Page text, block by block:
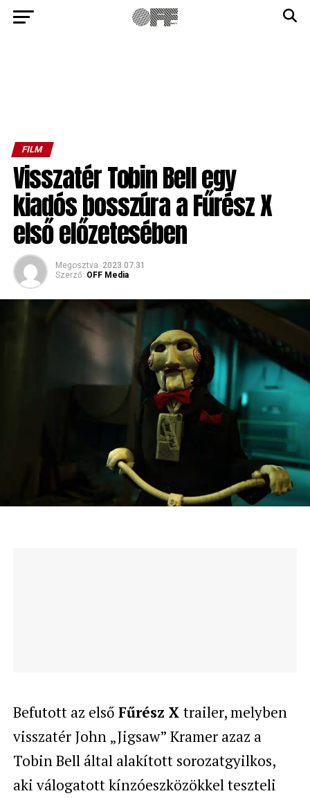
FILM
Visszatér Tobin Bell egy
kiadós bosszúra a Fűrész X
első előzetesében
Megosztva 2023.07.31
Szerző: OFF Media
Befutott az első Fűrész X trailer, melyben
visszatér John „Jigsaw” Kramer azaz a
Tobin Bell által alakított sorozatgyilkos,
aki válogatott kínzóeszközökkel teszteli